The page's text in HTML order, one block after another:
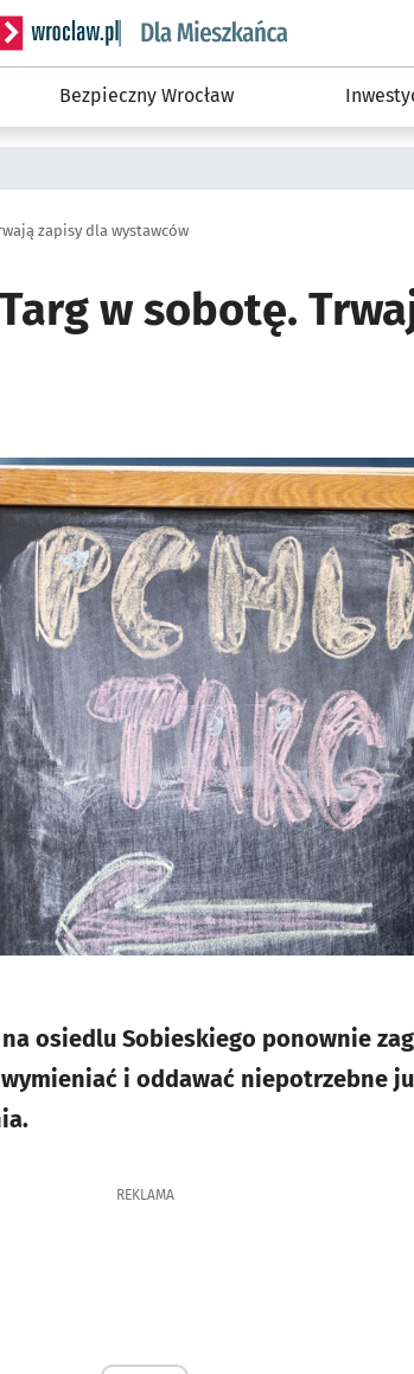
Serwis informacyjny wroclaw.pl podserwis: Dla
Bezpieczny Wrocław
zapisy dla wystawców
w sobotę.
osiedlu Sobieskiego ponownie
i oddawać niepotrzebne
REKLAMA